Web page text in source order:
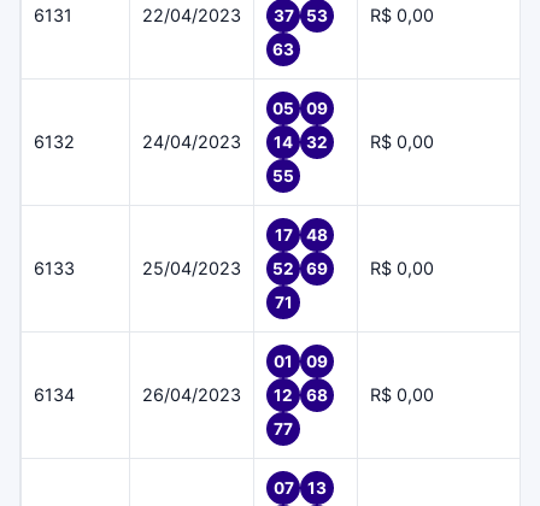
6131 22/04/2023 37
53
63
R$ 0,00
6132 24/04/2023
05
09
14
32
55
R$ 0,00
6133 25/04/2023
17
48
52
69
71
R$ 0,00
6134 26/04/2023
01
09
12
68
77
R$ 0,00
07
13